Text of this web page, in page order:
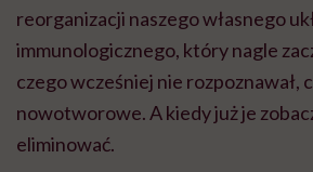
reorganizacji naszego własnego
immunologicznego, który nagle
czego wcześniej nie rozpoznawał,
nowotworowe. A kiedy już je
eliminować.